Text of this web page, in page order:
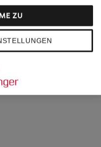
€
119,95 €
THE NORTH FACE
SIMPLE DOME
70 €
ZU